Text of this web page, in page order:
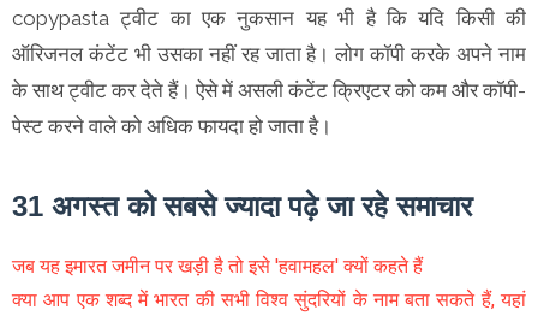
copypasta ट्वीट का एक नुकसान यह भी है कि यदि किसी की
ऑरिजनल कंटेंट भी उसका नहीं रह जाता है। लोग कॉपी करके अपने नाम
के साथ ट्वीट कर देते हैं। ऐसे में असली कंटेंट क्रिएटर को कम और कॉपी-
पेस्ट करने वाले को अधिक फायदा हो जाता है।
31 अगस्तको सबसे ज्यादा पढ़े जा रहे समाचार
जब यह इमारत जमीन पर खड़ी है तो इसे 'हवामहल' क्यों कहते हैं
क्या आप एक शब्द में भारत की सभी विश्व सुंदरियों के नाम बता सकते हैं, यहां